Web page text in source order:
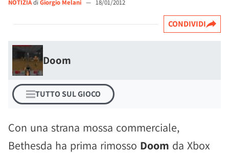
NOTIZIAdi Giorgio Melani — 18/01/2012
CONDIVIDI
Doom
TUTTO SUL GIOCO
Con una strana mossa commerciale,
Bethesda ha prima rimosso Doom da Xbox